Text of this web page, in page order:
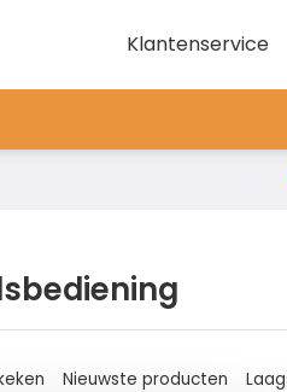
Klantenservice
Nieuwste producten